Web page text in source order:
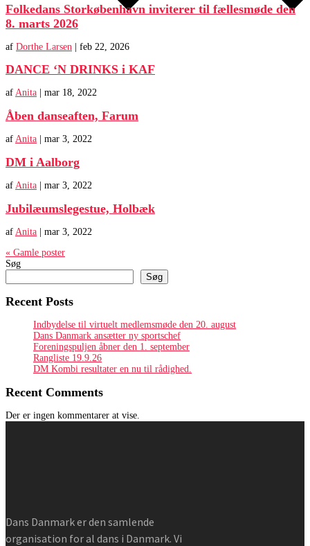
Folkedans Storkøbenhavn inviterer til fællesmøde den
8. marts 2026
af Dorthe Larsen | feb 22, 2026
DANCE ‘N DRINKS i KAF
af Anita mar 18, 2022
Åben danseaften, Farum
af Anita mar 3, 2022
DM i Aalborg
af Anita mar 3, 2022
Jubilæumslegestue, Holbæk
af Anita
mar 3, 2022
« Gamle poster
Søg
Søg
Recent Posts
Indbydelse til virtuelt medlemsmøde den 20. august
Dans Danmark ansætter ny sportschef
Foreningspuljen åbner den 1. september
Rangliste 19.9.26
DM Kombi resultater en nu til rådighed.
Recent Comments
Der er ingen kommentarer at vise.
Dans Danmark er den samlende
organisation for al dans i Danmark. Vi